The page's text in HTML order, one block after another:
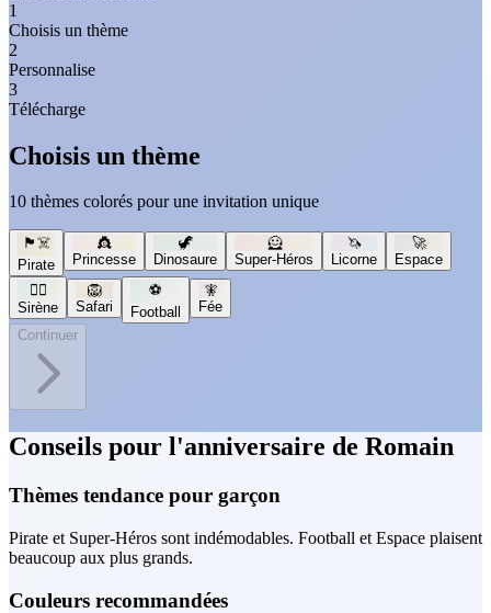
1
Choisis un thème
2
Personnalise
3
Télécharge
Choisis un thème
10 thèmes colorés pour une invitation unique
🏴‍☠️
Pirate
👸
Princesse
🦖
Dinosaure
🦸
Super-Héros
🦄
Licorne
🚀
Espace
🧜‍♀️
Sirène
🦁
Safari
⚽
Football
🧚
Fée
Continuer
Conseils pour l'anniversaire de Romain
Thèmes tendance pour garçon
Pirate et Super-Héros sont indémodables. Football et Espace plaisent
beaucoup aux plus grands.
Couleurs recommandées